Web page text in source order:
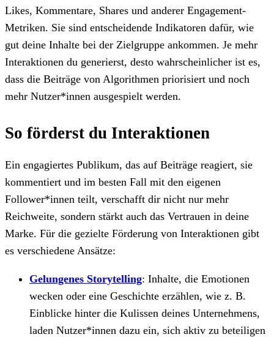
Likes, Kommentare, Shares und anderer Engagement-
Metriken. Sie sind entscheidende Indikatoren dafür, wie
gut deine Inhalte bei der Zielgruppe ankommen. Je mehr
Interaktionen du generierst, desto wahrscheinlicher ist es,
dass die Beiträge von Algorithmen priorisiert und noch
mehr Nutzer*innen ausgespielt werden.
So förderst du Interaktionen
Ein engagiertes Publikum, das auf Beiträge reagiert, sie
kommentiert und im besten Fall mit den eigenen
Follower*innen teilt, verschafft dir nicht nur mehr
Reichweite, sondern stärkt auch das Vertrauen in deine
Marke. Für die gezielte Förderung von Interaktionen gibt
es verschiedene Ansätze:
Gelungenes Storytelling: Inhalte, die Emotionen
wecken oder eine Geschichte erzählen, wie z. B.
Einblicke hinter die Kulissen deines Unternehmens,
laden Nutzer*innen dazu ein, sich aktiv zu beteiligen